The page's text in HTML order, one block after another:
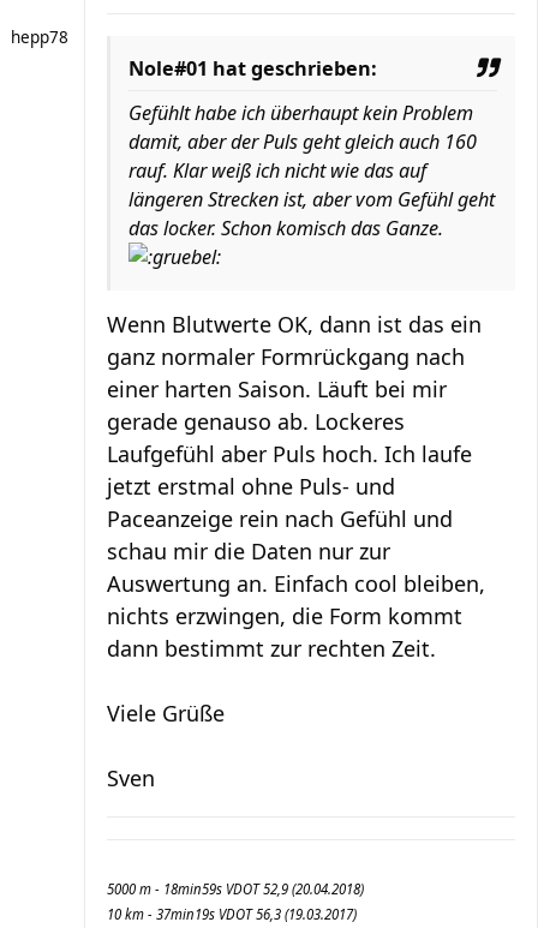
hepp78
Nole#01 hat geschrieben:
Gefühlt habe ich überhaupt kein Problem
damit, aber der Puls geht gleich auch 160
rauf. Klar weiß ich nicht wie das auf
längeren Strecken ist, aber vom Gefühl geht
das locker. Schon komisch das Ganze.
Wenn Blutwerte OK, dann ist das ein
ganz normaler Formrückgang nach
einer harten Saison. Läuft bei mir
gerade genauso ab. Lockeres
Laufgefühl aber Puls hoch. Ich laufe
jetzt erstmal ohne Puls- und
Paceanzeige rein nach Gefühl und
schau mir die Daten nur zur
Auswertung an. Einfach cool bleiben,
nichts erzwingen, die Form kommt
dann bestimmt zur rechten Zeit.
Viele Grüße
Sven
5000 m - 18min59s VDOT 52,9 (20.04.2018)
10 km - 37min19s VDOT 56,3 (19.03.2017)